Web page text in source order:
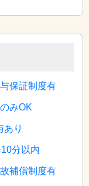
保証制度有
みOK
あり
分以内
補償制度有